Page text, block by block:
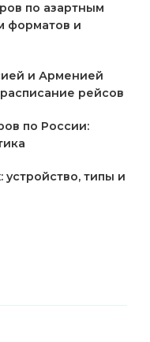
по азартным
форматов и
и Арменией
рейсов
по России:
типы и